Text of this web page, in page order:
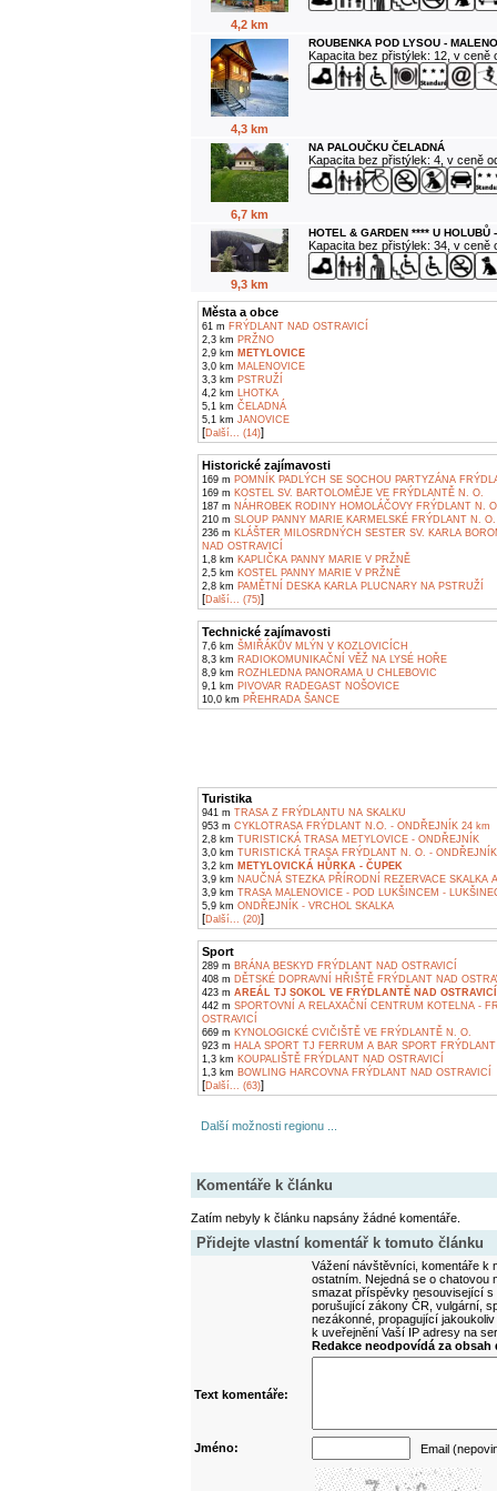
4,2 km
4,3 km
ROUBENKA POD LYSOU -
Kapacita bez přistýlek: 12, v ceně
6,7 km
NA PALOUČKU ČELADNÁ
Kapacita bez přistýlek: 4, v ceně
9,3 km
HOTEL & GARDEN **** U HOLUBŮ
Kapacita bez přistýlek: 34, v ceně
Města a obce
61 m FRÝDLANT NAD OSTRAVICÍ
2,3 km PRŽNO
2,9 km METYLOVICE
3,0 km MALENOVICE
3,3 km PSTRUŽÍ
4,2 km LHOTKA
5,1 km ČELADNÁ
5,1 km JANOVICE
[Další... (14)]
Historické zajímavosti
169 m POMNÍK PADLÝCH SE SOCHOU PARTYZÁNA
169 m KOSTEL SV. BARTOLOMĚJE VE FRÝDLANTĚ N. O.
187 m NÁHROBEK RODINY HOMOLÁČOVY FRÝDLANT N.
210 m SLOUP PANNY MARIE KARMELSKÉ FRÝDLANT N. O.
236 m KLÁŠTER MILOSRDNÝCH SESTER SV. KARLA
NAD OSTRAVICÍ
1,8 km KAPLIČKA PANNY MARIE V PRŽNĚ
2,5 km KOSTEL PANNY MARIE V PRŽNĚ
2,8 km PAMĚTNÍ DESKA KARLA PLUCNARY NA PSTRUŽÍ
[Další... (75)]
Technické zajímavosti
7,6 km ŠMIŘÁKŮV MLÝN V KOZLOVICÍCH
8,3 km RADIOKOMUNIKAČNÍ VĚŽ NA LYSÉ HOŘE
8,9 km ROZHLEDNA PANORAMA U CHLEBOVIC
9,1 km PIVOVAR RADEGAST NOŠOVICE
10,0 km PŘEHRADA ŠANCE
Turistika
941 m TRASA Z FRÝDLANTU NA SKALKU
953 m CYKLOTRASA FRÝDLANT N.O. - ONDŘEJNÍK 24 km
2,8 km TURISTICKÁ TRASA METYLOVICE - ONDŘEJNÍK
3,0 km TURISTICKÁ TRASA FRÝDLANT N. O. - ONDŘEJNÍK
3,2 km METYLOVICKÁ HŮRKA - ČUPEK
3,9 km NAUČNÁ STEZKA PŘÍRODNÍ REZERVACE SKALKA
3,9 km TRASA MALENOVICE - POD LUKŠINCEM -
5,9 km ONDŘEJNÍK - VRCHOL SKALKA
[Další... (20)]
Sport
289 m BRÁNA BESKYD FRÝDLANT NAD OSTRAVICÍ
408 m DĚTSKÉ DOPRAVNÍ HŘIŠTĚ FRÝDLANT NAD
423 m AREÁL TJ SOKOL VE FRÝDLANTĚ NAD OSTRAVICÍ
442 m SPORTOVNÍ A RELAXAČNÍ CENTRUM KOTELNA -
OSTRAVICÍ
669 m KYNOLOGICKÉ CVIČIŠTĚ VE FRÝDLANTĚ N. O.
923 m HALA SPORT TJ FERRUM A BAR SPORT
1,3 km KOUPALIŠTĚ FRÝDLANT NAD OSTRAVICÍ
1,3 km BOWLING HARCOVNA FRÝDLANT NAD OSTRAVICÍ
[Další... (63)]
Další možnosti regionu ...
Komentáře k článku
Zatím nebyly k článku napsány žádné komentáře.
Přidejte vlastní komentář k tomuto článku
Vážení návštěvníci, komentáře k
ostatním. Nejedná se o
smazat příspěvky nesouvisející
porušující zákony ČR, vulgární,
nezákonné, propagující
k uveřejnění Vaší IP adresy na
Redakce neodpovídá za
Text komentáře:
Jméno: Email